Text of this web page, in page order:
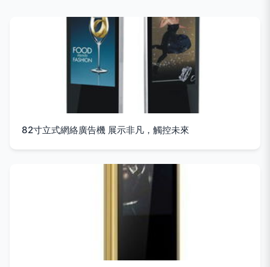
82寸立式網絡廣告機 展示非凡，觸控未來